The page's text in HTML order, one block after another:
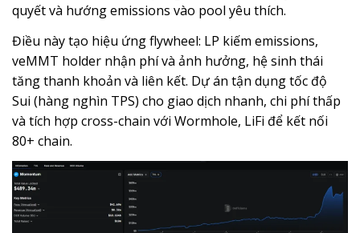
quyết và hướng emissions vào pool yêu thích.
Điều này tạo hiệu ứng flywheel: LP kiếm emissions,
veMMT holder nhận phí và ảnh hưởng, hệ sinh thái
tăng thanh khoản và liên kết. Dự án tận dụng tốc độ
Sui (hàng nghìn TPS) cho giao dịch nhanh, chi phí thấp
và tích hợp cross-chain với Wormhole, LiFi để kết nối
80+ chain.